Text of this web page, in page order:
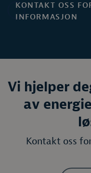
KONTAKT OSS
INFORMASJON
Vi hjelper
av
Kontakt oss